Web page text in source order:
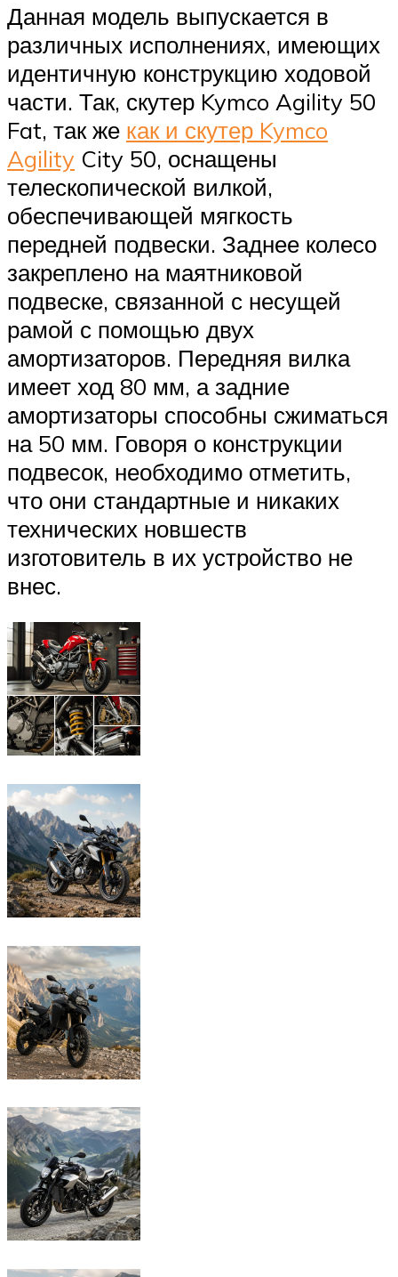
Данная модель выпускается в
различных исполнениях, имеющих
идентичную конструкцию ходовой
части. Так, скутер Kymco Agility 50
Fat, так же как и скутер Kymco
Agility City 50, оснащены
телескопической вилкой,
обеспечивающей мягкость
передней подвески. Заднее колесо
закреплено на маятниковой
подвеске, связанной с несущей
рамой с помощью двух
амортизаторов. Передняя вилка
имеет ход 80 мм, а задние
амортизаторы способны сжиматься
на 50 мм. Говоря о конструкции
подвесок, необходимо отметить,
что они стандартные и никаких
технических новшеств
изготовитель в их устройство не
внес.